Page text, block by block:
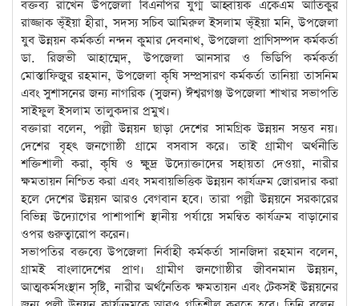
বক্তব্য রাখেন উপজেলা বিএনপির যুগ্ম আহ্বায়ক একেএম আতিকুর
রাজ্জাক ভূঁইয়া হীরা, সদস্য সচিব আমিরুল ইসলাম ভূঁইয়া মনি, উপজেলা
যুব উন্নয়ন কর্মকর্তা নন্দন কুমার দেবনাথ, উপজেলা প্রাণিসম্পদ কর্মকর্তা
ডা. রিজভী আহাম্মেদ, উপজেলা আনসার ও ভিডিপি কর্মকর্তা
মোস্তাফিজুর রহমান, উপজেলা কৃষি সম্প্রসারণ কর্মকর্তা তানিয়া তাসনিম
এবং সুশাসনের জন্য নাগরিক (সুজন) ঈশ্বরগঞ্জ উপজেলা শাখার সভাপতি
সাইফুল ইসলাম তালুকদার প্রমুখ।
বক্তারা বলেন, পল্লী উন্নয়ন ছাড়া দেশের সামগ্রিক উন্নয়ন সম্ভব নয়।
দেশের বৃহৎ জনগোষ্ঠী গ্রামে বসবাস করে। তাই গ্রামীণ অর্থনীতি
শক্তিশালী করা, কৃষি ও ক্ষুদ্র উদ্যোক্তাদের সহায়তা দেওয়া, নারীর
ক্ষমতায়ন নিশ্চিত করা এবং সমবায়ভিত্তিক উন্নয়ন কার্যক্রম জোরদার করা
হলে দেশের উন্নয়ন আরও বেগবান হবে। তারা পল্লী উন্নয়নে সরকারের
বিভিন্ন উদ্যোগের পাশাপাশি স্থানীয় পর্যায়ে সমন্বিত কার্যক্রম বাড়ানোর
ওপর গুরুত্বারোপ করেন।
সভাপতির বক্তব্যে উপজেলা নির্বাহী কর্মকর্তা সানজিদা রহমান বলেন,
গ্রামই বাংলাদেশের প্রাণ। গ্রামীণ জনগোষ্ঠীর জীবনমান উন্নয়ন,
আত্মকর্মসংস্থান সৃষ্টি, নারীর অর্থনৈতিক ক্ষমতায়ন এবং টেকসই উন্নয়নের